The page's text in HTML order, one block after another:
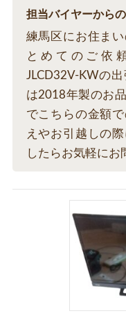
担当バイヤーから
練馬区にお住ま
とめてのご依
JLCD32V-KWの
は2018年製のお
でこちらの金額
えやお引越しの
したらお気軽にお